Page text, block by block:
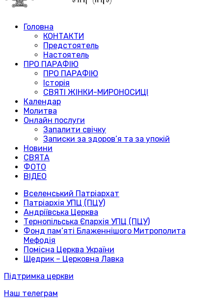
Головна
КОНТАКТИ
Предстоятель
Настоятель
ПРО ПАРАФІЮ
ПРО ПАРАФІЮ
Історія
СВЯТІ ЖІНКИ-МИРОНОСИЦІ
Календар
Молитва
Онлайн послуги
Запалити свічку
Записки за здоров’я та за упокій
Новини
СВЯТА
ФОТО
ВІДЕО
Вселенський Патріархат
Патріархія УПЦ (ПЦУ)
Андріївська Церква
Тернопільська Єпархія УПЦ (ПЦУ)
Фонд пам’яті Блаженнішого Митрополита
Мефодія
Помісна Церква України
Щедрик – Церковна Лавка
Підтримка церкви
Наш телеграм